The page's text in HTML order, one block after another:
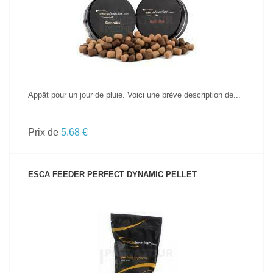
VOIR LE PRODUIT
Appât pour un jour de pluie. Voici une brève description de...
Prix de 5.68 €
ESCA FEEDER PERFECT DYNAMIC PELLET
VOIR LE PRODUIT